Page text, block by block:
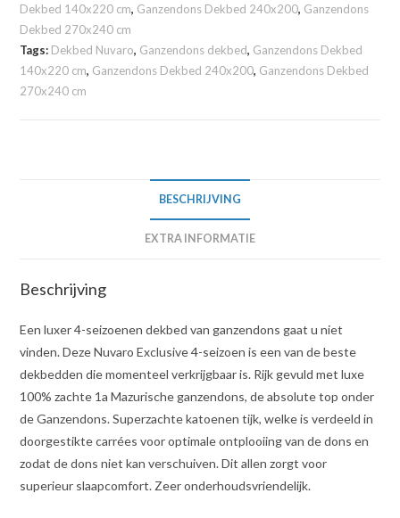
Dekbed 140x220 cm, Ganzendons Dekbed 240x200, Ganzendons
Dekbed 270x240 cm
Tags: Dekbed Nuvaro, Ganzendons dekbed, Ganzendons Dekbed
140x220 cm, Ganzendons Dekbed 240x200, Ganzendons Dekbed
270x240 cm
BESCHRIJVING
EXTRA INFORMATIE
Beschrijving
Een luxer 4-seizoenen dekbed van ganzendons gaat u niet
vinden. Deze Nuvaro Exclusive 4-seizoen is een van de beste
dekbedden die momenteel verkrijgbaar is. Rijk gevuld met luxe
100% zachte 1a Mazurische ganzendons, de absolute top onder
de Ganzendons. Superzachte katoenen tijk, welke is verdeeld in
doorgestikte carrées voor optimale ontplooiing van de dons en
zodat de dons niet kan verschuiven. Dit allen zorgt voor
superieur slaapcomfort. Zeer onderhoudsvriendelijk.